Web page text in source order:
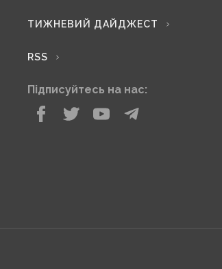
ТИЖНЕВИЙ ДАЙДЖЕСТ
RSS
Підписуйтесь на нас: